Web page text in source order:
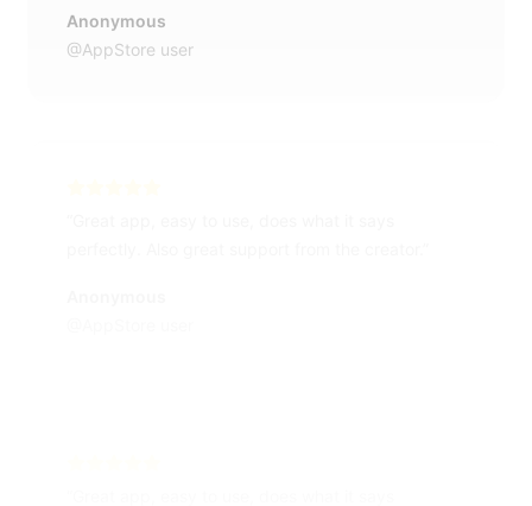
Anonymous
@AppStore user